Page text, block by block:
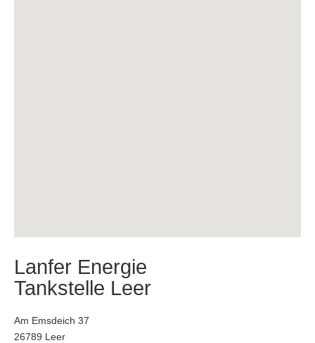
Lanfer Energie
Tankstelle Leer
Am Emsdeich 37
26789 Leer